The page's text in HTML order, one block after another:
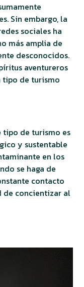
Sin embargo, la
sociales ha
más amplia de
desconocidos.
aventureros
tipo de turismo
tipo de turismo es
y sustentable
en los
se haga de
contacto
de concientizar al